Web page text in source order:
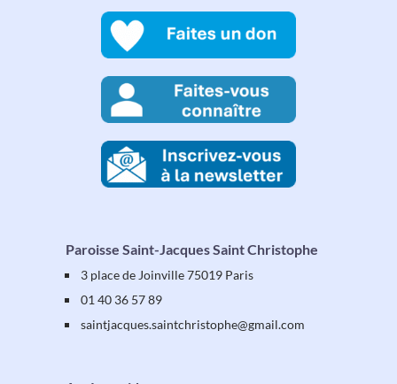
Paroisse Saint-Jacques Saint Christophe
3 place de Joinville 75019 Paris
01 40 36 57 89
saintjacques.saintchristophe@gmail.com